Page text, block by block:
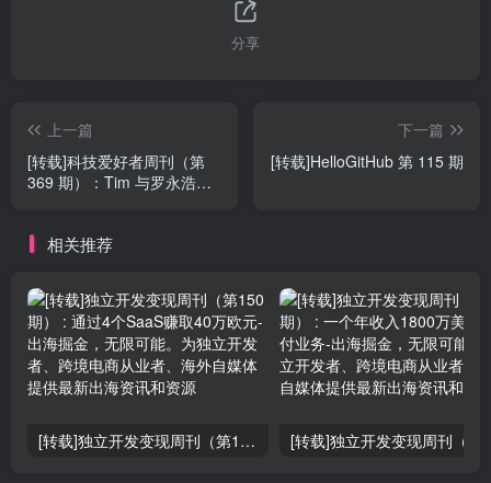
分享
上一篇
[转载]科技爱好者周刊（第
369 期）：Tim 与罗永浩的
下一篇
[转载]HelloGitHub 第 115 期
相关推荐
[转载]独立开发变现周刊（第150期） : 通过4个SaaS赚取40万欧元